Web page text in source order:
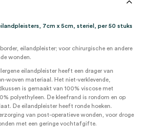
7cm x 5cm, steriel, per 50 stuks
eilandpleister; voor chirurgische en andere
wonden.
eilandpleister heeft een drager van
woven materiaal. Het niet-verklevende,
is gemaakt van 100% viscose met
polyethyleen. De kleefrand is rondom en op
De eilandpleister heeft ronde hoeken.
van post-operatieve wonden, voor droge
met een geringe vochtafgifte.